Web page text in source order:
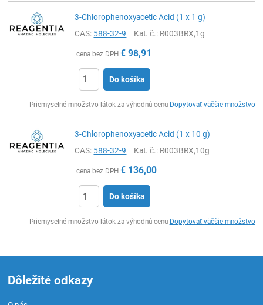
3-Chlorophenoxyacetic Acid (1 x 1 g)
CAS: 588-32-9 Kat. č.: R003BRX,1g
cena bez DPH € 98,91
Do košíka
Priemyselné množstvo látok za výhodnú cenu Dopytovať väčšie množstvo
3-Chlorophenoxyacetic Acid (1 x 10 g)
CAS: 588-32-9 Kat. č.: R003BRX,10g
cena bez DPH € 136,00
Do košíka
Priemyselné množstvo látok za výhodnú cenu Dopytovať väčšie množstvo
Dôležité odkazy